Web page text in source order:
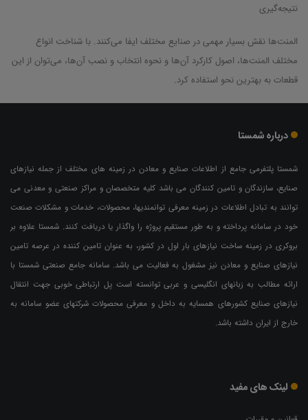
نتیجه‌گیری
المنت‌ها نقش بسیار مهمی در صنایع مختلف ایفا می‌کنند. با شناخت انواع
مختلف المنت‌ها، اصول کارکرد آن‌ها و نحوه انتخاب و نصب آن‌ها، می‌توان از این
قطعات به بهترین نحو استفاده کرد.
درباره شمستا
شمستا پلتفرمی جامع از اطلاعات صنایع و معادن در زمینه های مختلف از جمله نیازهای
صنایع، سازندگان و تامین کنندگان می باشد کلیه متخصصان و مراکز صنعتی و معدنی می
توانند به تبادل اطلاعات در زمینه معرفی توانمندیها، محصولات، خدمات و مشکلات صنعت
خود در سامانه پرداخته و به طور مستقیم پروژه را واگذار یا دریافت کنند. شمستا علاوه بر
بروکری در زمینه ساخت نیازهای بار اول در کشور، به عنوان تامین کننده در عرصه تامین
نیازهای صنایع و معادن نیز مشغول به فعالیت می باشد. سامانه جامع صنعتی شمستا با
ارائه مطالب به زبانهای انگلیسی و عربی توانسته است پل ارتباطی خوبی جهت انتقال
نیازهای صنایع کشورهای همسایه به داخل و معرفی محصولات شرکتهای عضو سامانه به
خارج از ایران داشته باشد.
لینک های مفید